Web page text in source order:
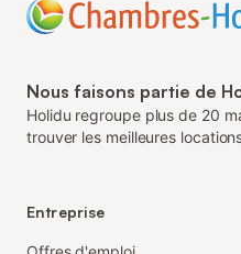
Nous faisons partie de
Holidu regroupe plus de 20
trouver les meilleures
Entreprise